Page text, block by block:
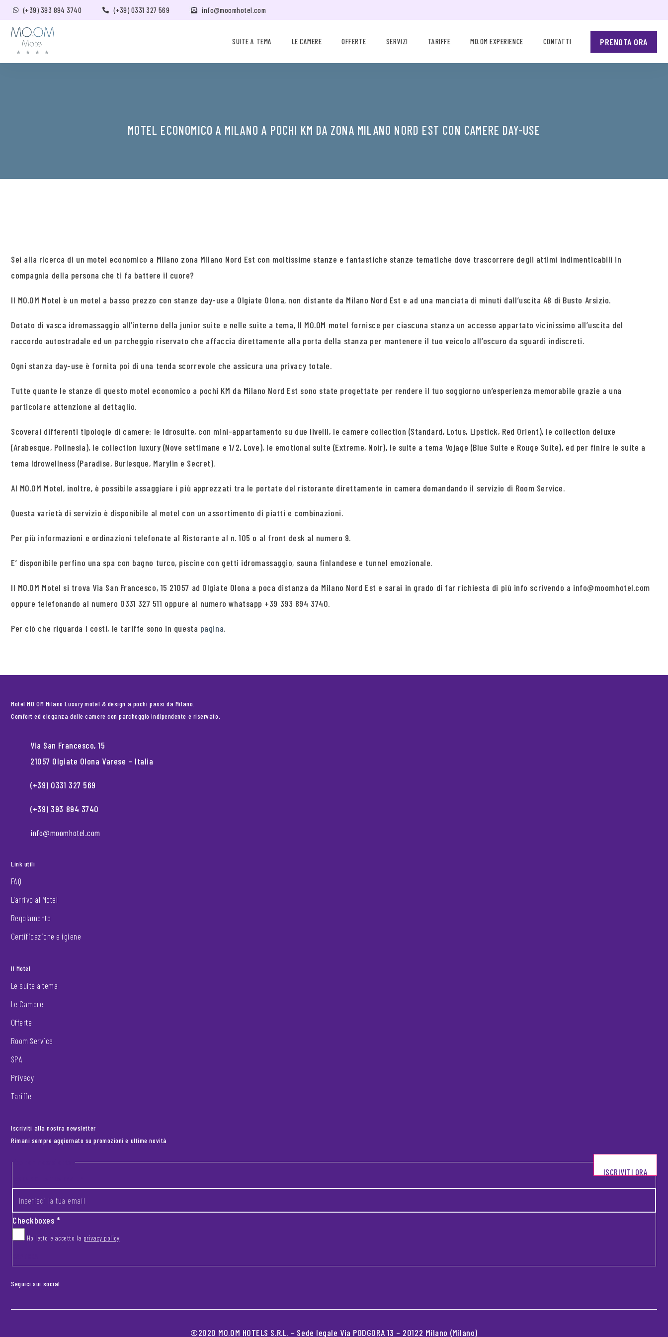
(+39) 393 894 3740 (+39) 0331 327 569 info@moomhotel.com
SUITE A TEMA LE CAMERE OFFERTE SERVIZI TARIFFE MO.OM EXPERIENCE CONTATTI PRENOTA ORA
MOTEL ECONOMICO A MILANO A POCHI KM DA ZONA MILANO NORD EST CON CAMERE DAY-USE
Sei alla ricerca di un motel economico a Milano zona Milano Nord Est con moltissime stanze e fantastiche stanze tematiche dove trascorrere degli attimi indimenticabili in
compagnia della persona che ti fa battere il cuore?
Il MO.OM Motel è un motel a basso prezzo con stanze day-use a Olgiate Olona, non distante da Milano Nord Est e ad una manciata di minuti dall’uscita A8 di Busto Arsizio.
Dotato di vasca idromassaggio all’interno della junior suite e nelle suite a tema, Il MO.OM motel fornisce per ciascuna stanza un accesso appartato vicinissimo all’uscita del
raccordo autostradale ed un parcheggio riservato che affaccia direttamente alla porta della stanza per mantenere il tuo veicolo all’oscuro da sguardi indiscreti.
Ogni stanza day-use è fornita poi di una tenda scorrevole che assicura una privacy totale.
Tutte quante le stanze di questo motel economico a pochi KM da Milano Nord Est sono state progettate per rendere il tuo soggiorno un’esperienza memorabile grazie a una
particolare attenzione al dettaglio.
Scoverai differenti tipologie di camere: le idrosuite, con mini-appartamento su due livelli, le camere collection (Standard, Lotus, Lipstick, Red Orient), le collection deluxe
(Arabesque, Polinesia), le collection luxury (Nove settimane e 1/2, Love), le emotional suite (Extreme, Noir), le suite a tema Vojage (Blue Suite e Rouge Suite), ed per finire le suite a
tema Idrowellness (Paradise, Burlesque, Marylin e Secret).
Al MO.OM Motel, inoltre, è possibile assaggiare i più apprezzati tra le portate del ristorante direttamente in camera domandando il servizio di Room Service.
Questa varietà di servizio è disponibile al motel con un assortimento di piatti e combinazioni.
Per più informazioni e ordinazioni telefonate al Ristorante al n. 105 o al front desk al numero 9.
E’ disponibile perfino una spa con bagno turco, piscine con getti idromassaggio, sauna finlandese e tunnel emozionale.
Il MO.OM Motel si trova Via San Francesco, 15 21057 ad Olgiate Olona a poca distanza da Milano Nord Est e sarai in grado di far richiesta di più info scrivendo a info@moomhotel.com
oppure telefonando al numero 0331 327 511 oppure al numero whatsapp +39 393 894 3740.
Per ciò che riguarda i costi, le tariffe sono in questa pagina.
Motel MO.OM Milano Luxury motel & design a pochi passi da Milano.
Comfort ed eleganza delle camere con parcheggio indipendente e riservato.
Via San Francesco, 15
21057 Olgiate Olona Varese – Italia
(+39) 0331 327 569
(+39) 393 894 3740
info@moomhotel.com
Link utili
FAQ
L’arrivo al Motel
Regolamento
Certificazione e igiene
Il Motel
Le suite a tema
Le Camere
Offerte
Room Service
SPA
Privacy
Tariffe
Iscriviti alla nostra newsletter
Rimani sempre aggiornato su promozioni e ultime novità
Footer newsletter
Checkboxes*
Ho letto e accetto la privacy policy
ISCRIVITI ORA
Seguici sui social
©2020 MO.OM HOTELS S.R.L. – Sede legale Via PODGORA 13 – 20122 Milano (Milano)